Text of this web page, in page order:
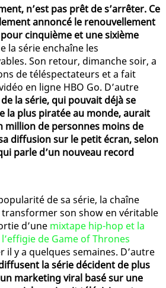
n’est pas prêt de s’arrêter. Ce
annoncé le renouvellement
cinquième et une sixième
la série enchaîne les
Son retour, dimanche soir, a
de téléspectateurs et a fait
en ligne HBO Go. D’autre
la série, qui pouvait déjà se
la plus piratée au monde, aurait
million de personnes moins de
diffusion sur le petit écran, selon
parle d’un nouveau record
de sa série, la chaîne
transformer son show en véritable
d’une mixtape hip-hop et la
de Game of Thrones
il y a quelques semaines. D’autre
la série décident de plus
marketing viral basé sur une